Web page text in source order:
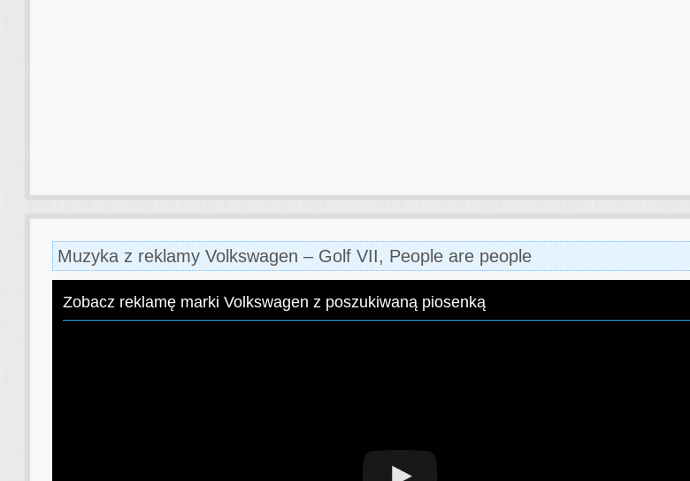
Muzyka z reklamy Volkswagen – Golf VII, People are people
Zobacz reklamę marki Volkswagen z poszukiwaną piosenką